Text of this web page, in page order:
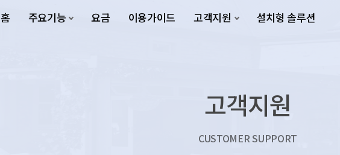
홈 주요기능 요금 이용가이드 고객지원 설치형 솔루션
고객지원
CUSTOMER SUPPORT